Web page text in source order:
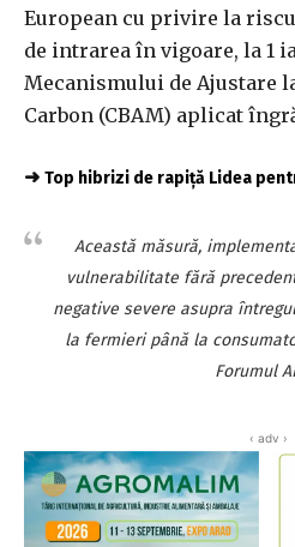
European cu privire la
de intrarea în vigoare, la 1
Mecanismului de Ajustare
Carbon (CBAM) aplicat
➜ Top hibrizi de rapiță Lidea
Această măsură,
vulnerabilitate fără
negative severe asupra
la fermieri până la
Forumul
‹ adv ›